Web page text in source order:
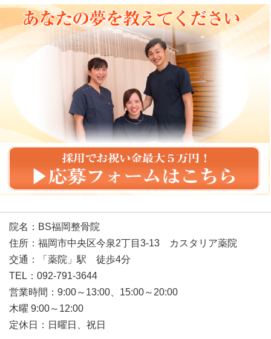
院名：BS福岡整骨院
住所：福岡市中央区今泉2丁目3-13 カスタリア薬院
交通：「薬院」駅 徒歩4分
TEL：092-791-3644
営業時間：9:00～13:00、15:00～20:00
木曜 9:00～12:00
定休日：日曜日、祝日